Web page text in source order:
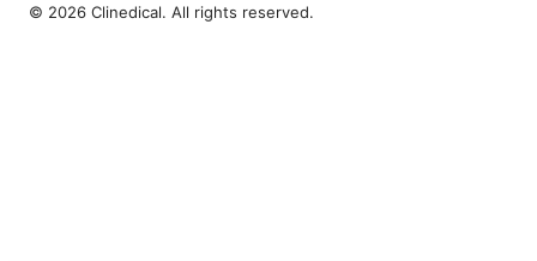
© 2026 Clinedical. All rights reserved.